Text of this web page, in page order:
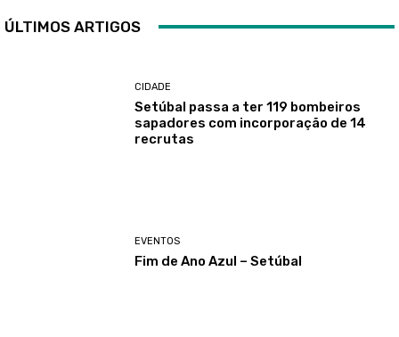
ÚLTIMOS ARTIGOS
CIDADE
Setúbal passa a ter 119 bombeiros
sapadores com incorporação de 14
recrutas
EVENTOS
Fim de Ano Azul – Setúbal